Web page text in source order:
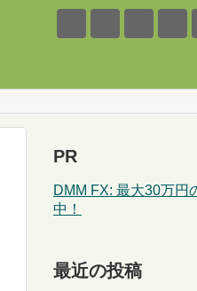
PR
DMM FX: 最大30万円
中！
最近の投稿